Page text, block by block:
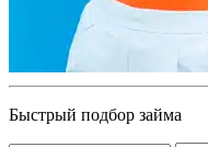
Быстрый подбор займа